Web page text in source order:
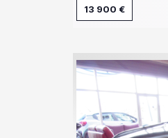
13 900 €